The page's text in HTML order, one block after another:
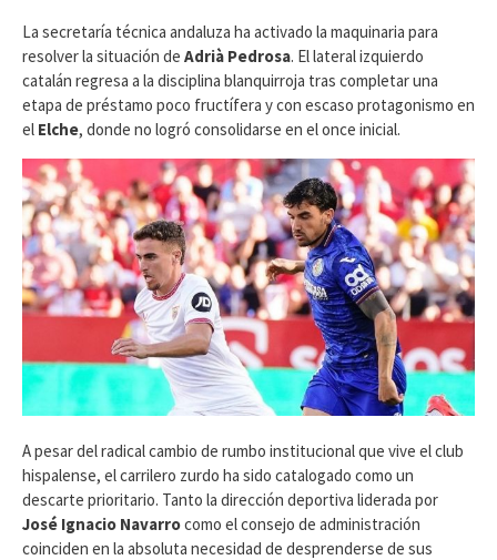
​La secretaría técnica andaluza ha activado la maquinaria para
resolver la situación de Adrià Pedrosa. El lateral izquierdo
catalán regresa a la disciplina blanquirroja tras completar una
etapa de préstamo poco fructífera y con escaso protagonismo en
el Elche, donde no logró consolidarse en el once inicial.
A pesar del radical cambio de rumbo institucional que vive el club
hispalense, el carrilero zurdo ha sido catalogado como un
descarte prioritario. Tanto la dirección deportiva liderada por
José Ignacio Navarrocomo el consejo de administración
coinciden en la absoluta necesidad de desprenderse de sus